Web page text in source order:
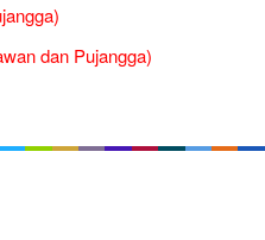
dan Pujangga)